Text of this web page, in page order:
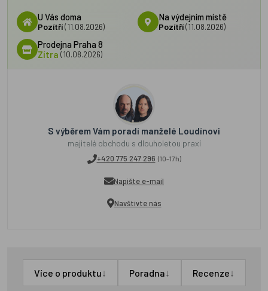
U Vás doma
Pozítří(11.08.2026)
Na výdejním místě
Pozítří (11.08.2026)
Prodejna Praha 8
Zítra (10.08.2026)
S výběrem Vám poradí manželé Loudínovi
majitelé obchodu s dlouholetou praxí
+420 775 247 296 (10-17h)
Napište e-mail
Navštivte nás
Více o produktu↓ Poradna↓ Recenze↓